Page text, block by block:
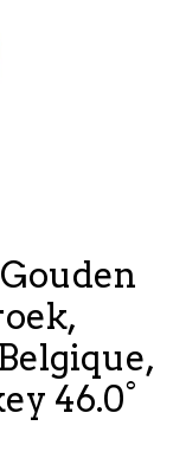
46.0°